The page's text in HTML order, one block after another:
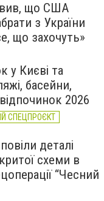
що США
з України
що захочуть»
у Києві та
басейни,
2026
СПЕЦПРОЄКТ
деталі
схеми в
“Чесний